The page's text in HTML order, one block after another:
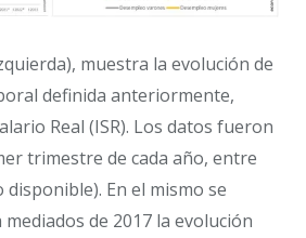
muestra la evolución de
definida anteriormente,
Real (ISR). Los datos fueron
trimestre de cada año, entre
disponible). En el mismo se
de 2017 la evolución